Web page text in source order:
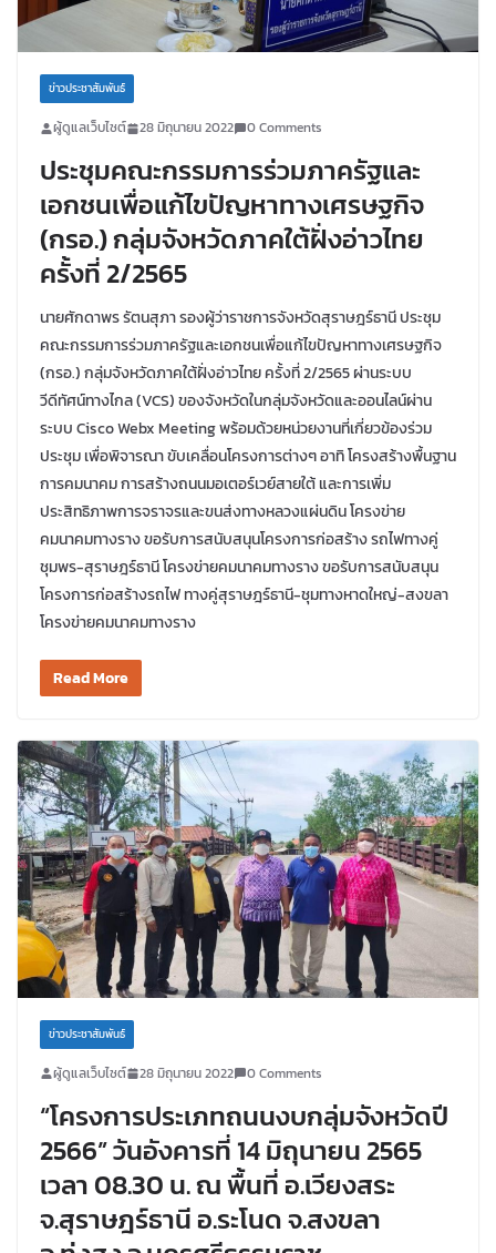
ข่าวประชาสัมพันธ์
ผู้ดูแลเว็บไซต์ 28 มิถุนายน 2022 0 Comments
ประชุมคณะกรรมการร่วมภาครัฐและ
เอกชนเพื่อแก้ไขปัญหาทางเศรษฐกิจ
(กรอ.) กลุ่มจังหวัดภาคใต้ฝั่งอ่าวไทย
ครั้งที่ 2/2565
นายศักดาพร รัตนสุภา รองผู้ว่าราชการจังหวัดสุราษฎร์ธานี ประชุม
คณะกรรมการร่วมภาครัฐและเอกชนเพื่อแก้ไขปัญหาทางเศรษฐกิจ
(กรอ.) กลุ่มจังหวัดภาคใต้ฝั่งอ่าวไทย ครั้งที่ 2/2565 ผ่านระบบ
วีดีทัศน์ทางไกล (VCS) ของจังหวัดในกลุ่มจังหวัดและออนไลน์ผ่าน
ระบบ Cisco Webx Meeting พร้อมด้วยหน่วยงานที่เกี่ยวข้องร่วม
ประชุม เพื่อพิจารณา ขับเคลื่อนโครงการต่างๆ อาทิ โครงสร้างพื้นฐาน
การคมนาคม การสร้างถนนมอเตอร์เวย์สายใต้ และการเพิ่ม
ประสิทธิภาพการจราจรและขนส่งทางหลวงแผ่นดิน โครงข่าย
คมนาคมทางราง ขอรับการสนับสนุนโครงการก่อสร้าง รถไฟทางคู่
ชุมพร-สุราษฎร์ธานี โครงข่ายคมนาคมทางราง ขอรับการสนับสนุน
โครงการก่อสร้างรถไฟ ทางคู่สุราษฎร์ธานี-ชุมทางหาดใหญ่-สงขลา
โครงข่ายคมนาคมทางราง
Read More
ข่าวประชาสัมพันธ์
ผู้ดูแลเว็บไซต์ 28 มิถุนายน 2022 0 Comments
“โครงการประเภทถนนงบกลุ่มจังหวัดปี
2566” วันอังคารที่ 14 มิถุนายน 2565
เวลา 08.30 น. ณ พื้นที่ อ.เวียงสระ
จ.สุราษฎร์ธานี อ.ระโนด จ.สงขลา